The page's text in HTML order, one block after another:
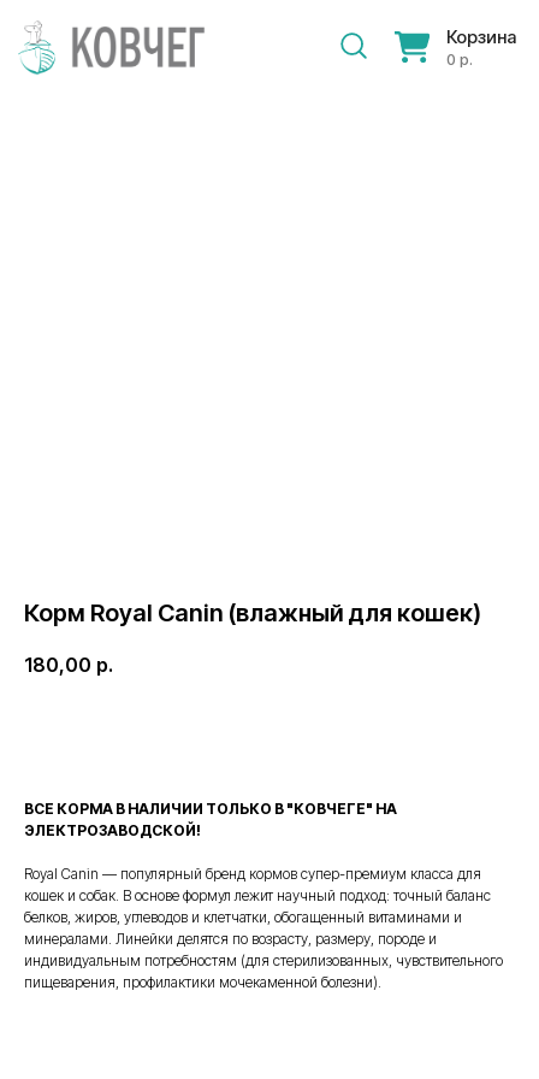
Корзина
0 р.
Корм Royal Canin (влажный для кошек)
180,00 р.
ВСЕ КОРМА В НАЛИЧИИ ТОЛЬКО В "КОВЧЕГЕ" НА
ЭЛЕКТРОЗАВОДСКОЙ!
Royal Canin — популярный бренд кормов супер-премиум класса для
кошек и собак. В основе формул лежит научный подход: точный баланс
белков, жиров, углеводов и клетчатки, обогащенный витаминами и
минералами. Линейки делятся по возрасту, размеру, породе и
индивидуальным потребностям (для стерилизованных, чувствительного
пищеварения, профилактики мочекаменной болезни).